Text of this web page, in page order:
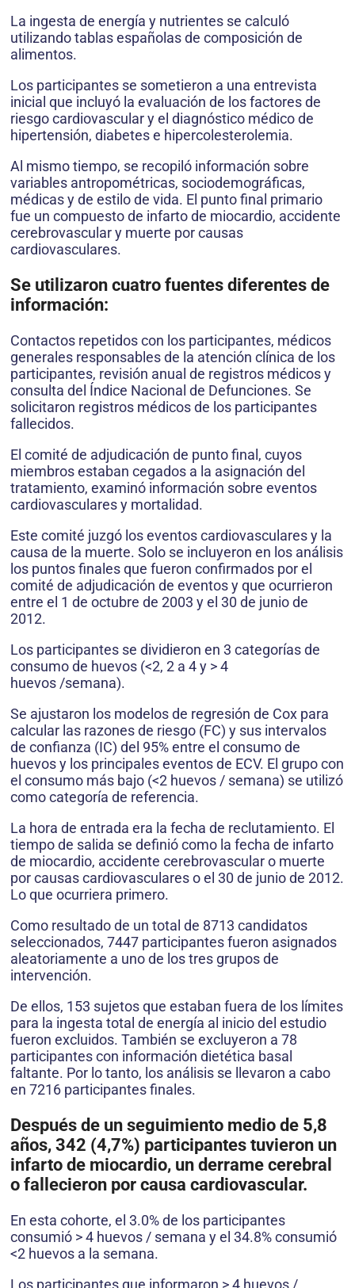
La ingesta de energía y nutrientes se calculó
utilizando tablas españolas de composición de
alimentos.
Los participantes se sometieron a una entrevista
inicial que incluyó la evaluación de los factores de
riesgo cardiovascular y el diagnóstico médico de
hipertensión, diabetes e hipercolesterolemia.
Al mismo tiempo, se recopiló información sobre
variables antropométricas, sociodemográficas,
médicas y de estilo de vida. El punto final primario
fue un compuesto de infarto de miocardio, accidente
cerebrovascular y muerte por causas
cardiovasculares.
Se utilizaron cuatro fuentes diferentes de
información:
Contactos repetidos con los participantes, médicos
generales responsables de la atención clínica de los
participantes, revisión anual de registros médicos y
consulta del Índice Nacional de Defunciones. Se
solicitaron registros médicos de los participantes
fallecidos.
El comité de adjudicación de punto final, cuyos
miembros estaban cegados a la asignación del
tratamiento, examinó información sobre eventos
cardiovasculares y mortalidad.
Este comité juzgó los eventos cardiovasculares y la
causa de la muerte. Solo se incluyeron en los análisis
los puntos finales que fueron confirmados por el
comité de adjudicación de eventos y que ocurrieron
entre el 1 de octubre de 2003 y el 30 de junio de
2012.
Los participantes se dividieron en 3 categorías de
consumo de huevos (<2, 2 a 4 y > 4
huevos /semana).
Se ajustaron los modelos de regresión de Cox para
calcular las razones de riesgo (FC) y sus intervalos
de confianza (IC) del 95% entre el consumo de
huevos y los principales eventos de ECV. El grupo con
el consumo más bajo (<2 huevos / semana) se utilizó
como categoría de referencia.
La hora de entrada era la fecha de reclutamiento. El
tiempo de salida se definió como la fecha de infarto
de miocardio, accidente cerebrovascular o muerte
por causas cardiovasculares o el 30 de junio de 2012.
Lo que ocurriera primero.
Como resultado de un total de 8713 candidatos
seleccionados, 7447 participantes fueron asignados
aleatoriamente a uno de los tres grupos de
intervención.
De ellos, 153 sujetos que estaban fuera de los límites
para la ingesta total de energía al inicio del estudio
fueron excluidos. También se excluyeron a 78
participantes con información dietética basal
faltante. Por lo tanto, los análisis se llevaron a cabo
en 7216 participantes finales.
Después de un seguimiento medio de 5,8
años, 342 (4,7%) participantes tuvieron un
infarto de miocardio, un derrame cerebral
o fallecieron por causa cardiovascular.
En esta cohorte, el 3.0% de los participantes
consumió > 4 huevos / semana y el 34.8% consumió
<2 huevos a la semana.